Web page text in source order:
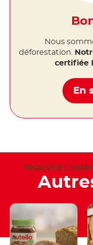
Nous
déforestation.
certifiée
En
TROUVEZ